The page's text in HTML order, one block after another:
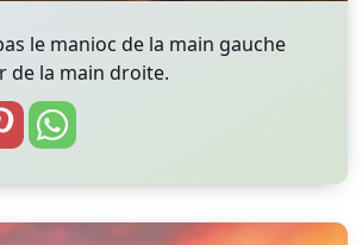
le manioc de la main gauche
de la main droite.